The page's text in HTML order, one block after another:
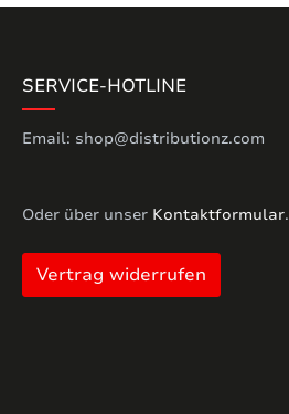
SERVICE-HOTLINE
Email: shop@distributionz.com
Oder über unser Kontaktformular.
Vertrag widerrufen